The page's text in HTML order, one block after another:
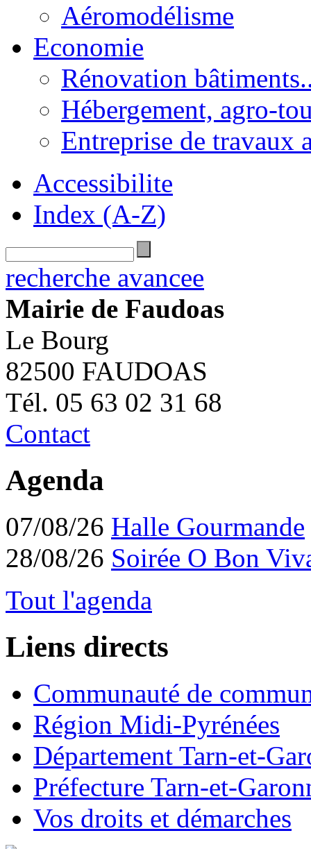
Aéromodélisme
Economie
Rénovation
Hébergement, agro-
Entreprise de travaux
Accessibilite
Index (A-Z)
recherche avancee
Mairie de Faudoas
Le Bourg
82500 FAUDOAS
Tél. 05 63 02 31 68
Contact
Agenda
07/08/26 Halle Gourmande
28/08/26 Soirée O Bon
Tout l'agenda
Liens directs
Communauté de
Région Midi-Pyrénées
Département Tarn-et-
Préfecture Tarn-et-
Vos droits et démarches